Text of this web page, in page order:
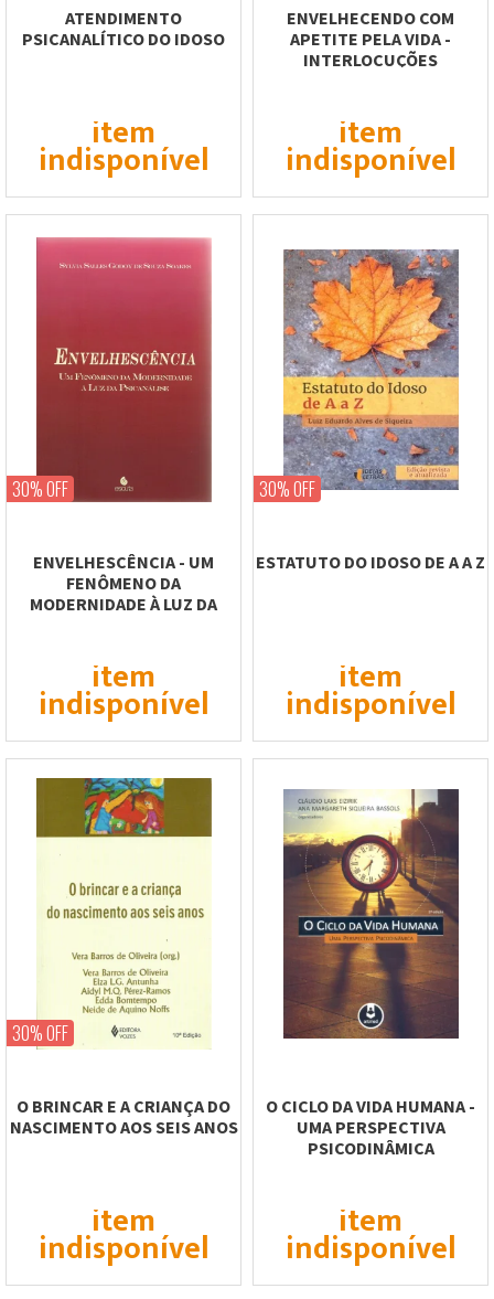
ATENDIMENTO
PSICANALÍTICO DO IDOSO
item
indisponível
ENVELHECENDO COM
APETITE PELA VIDA -
INTERLOCUÇÕES
item
indisponível
30% OFF
ENVELHESCÊNCIA - UM
FENÔMENO DA
MODERNIDADE À LUZ DA
item
indisponível
30% OFF
ESTATUTO DO IDOSO DE A A Z
item
indisponível
30% OFF
O BRINCAR E A CRIANÇA DO
NASCIMENTO AOS SEIS ANOS
item
indisponível
O CICLO DA VIDA HUMANA -
UMA PERSPECTIVA
PSICODINÂMICA
item
indisponível